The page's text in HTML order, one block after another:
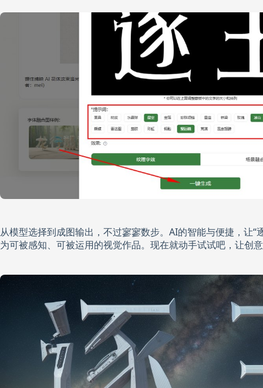
从模型选择到成图输出，不过寥寥数步。AI的智能与便捷，让“
为可被感知、可被运用的视觉作品。现在就动手试试吧，让创